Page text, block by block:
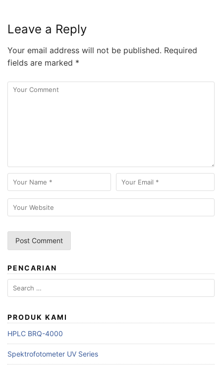
Leave a Reply
Your email address will not be published. Required
fields are marked *
PENCARIAN
Search
for:
PRODUK KAMI
HPLC BRQ-4000
Spektrofotometer UV Series